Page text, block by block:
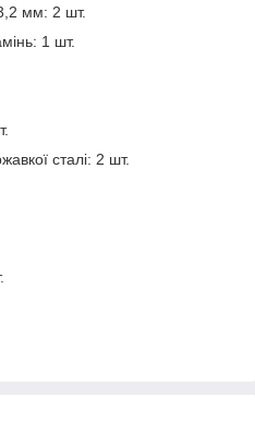
мм: 2 шт.
1 шт.
сталі: 2 шт.